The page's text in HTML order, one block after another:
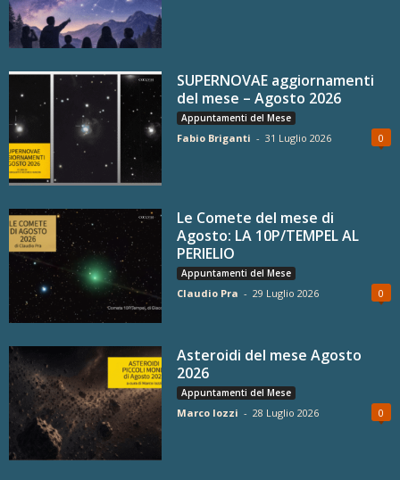
SUPERNOVAE aggiornamenti
del mese – Agosto 2026
Appuntamenti del Mese
Fabio Briganti - 31 Luglio 2026 0
Le Comete del mese di
Agosto: LA 10P/TEMPEL AL
PERIELIO
Appuntamenti del Mese
Claudio Pra - 29 Luglio 2026 0
Asteroidi del mese Agosto
2026
Appuntamenti del Mese
Marco Iozzi - 28 Luglio 2026 0